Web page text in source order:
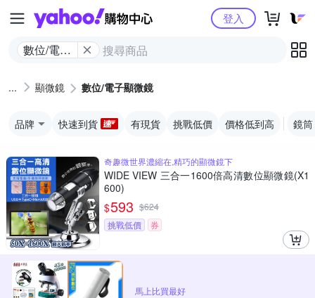
Yahoo購物中心
數位/電子
登入
顯微鏡 數位/電子顯微鏡
品牌 快速到貨 有現貨 挑戰低價 價格低到高 鏡筒
奇趣微世界濃縮在,精巧的顯微鏡下
WIDE VIEW 三合一1600倍高清數位顯微鏡(X1
600)
$593 $624
挑戰低價
券
馬上比買最好